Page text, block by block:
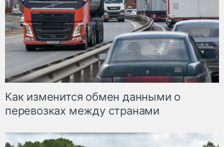
Как изменится обмен данными о
перевозках между странами